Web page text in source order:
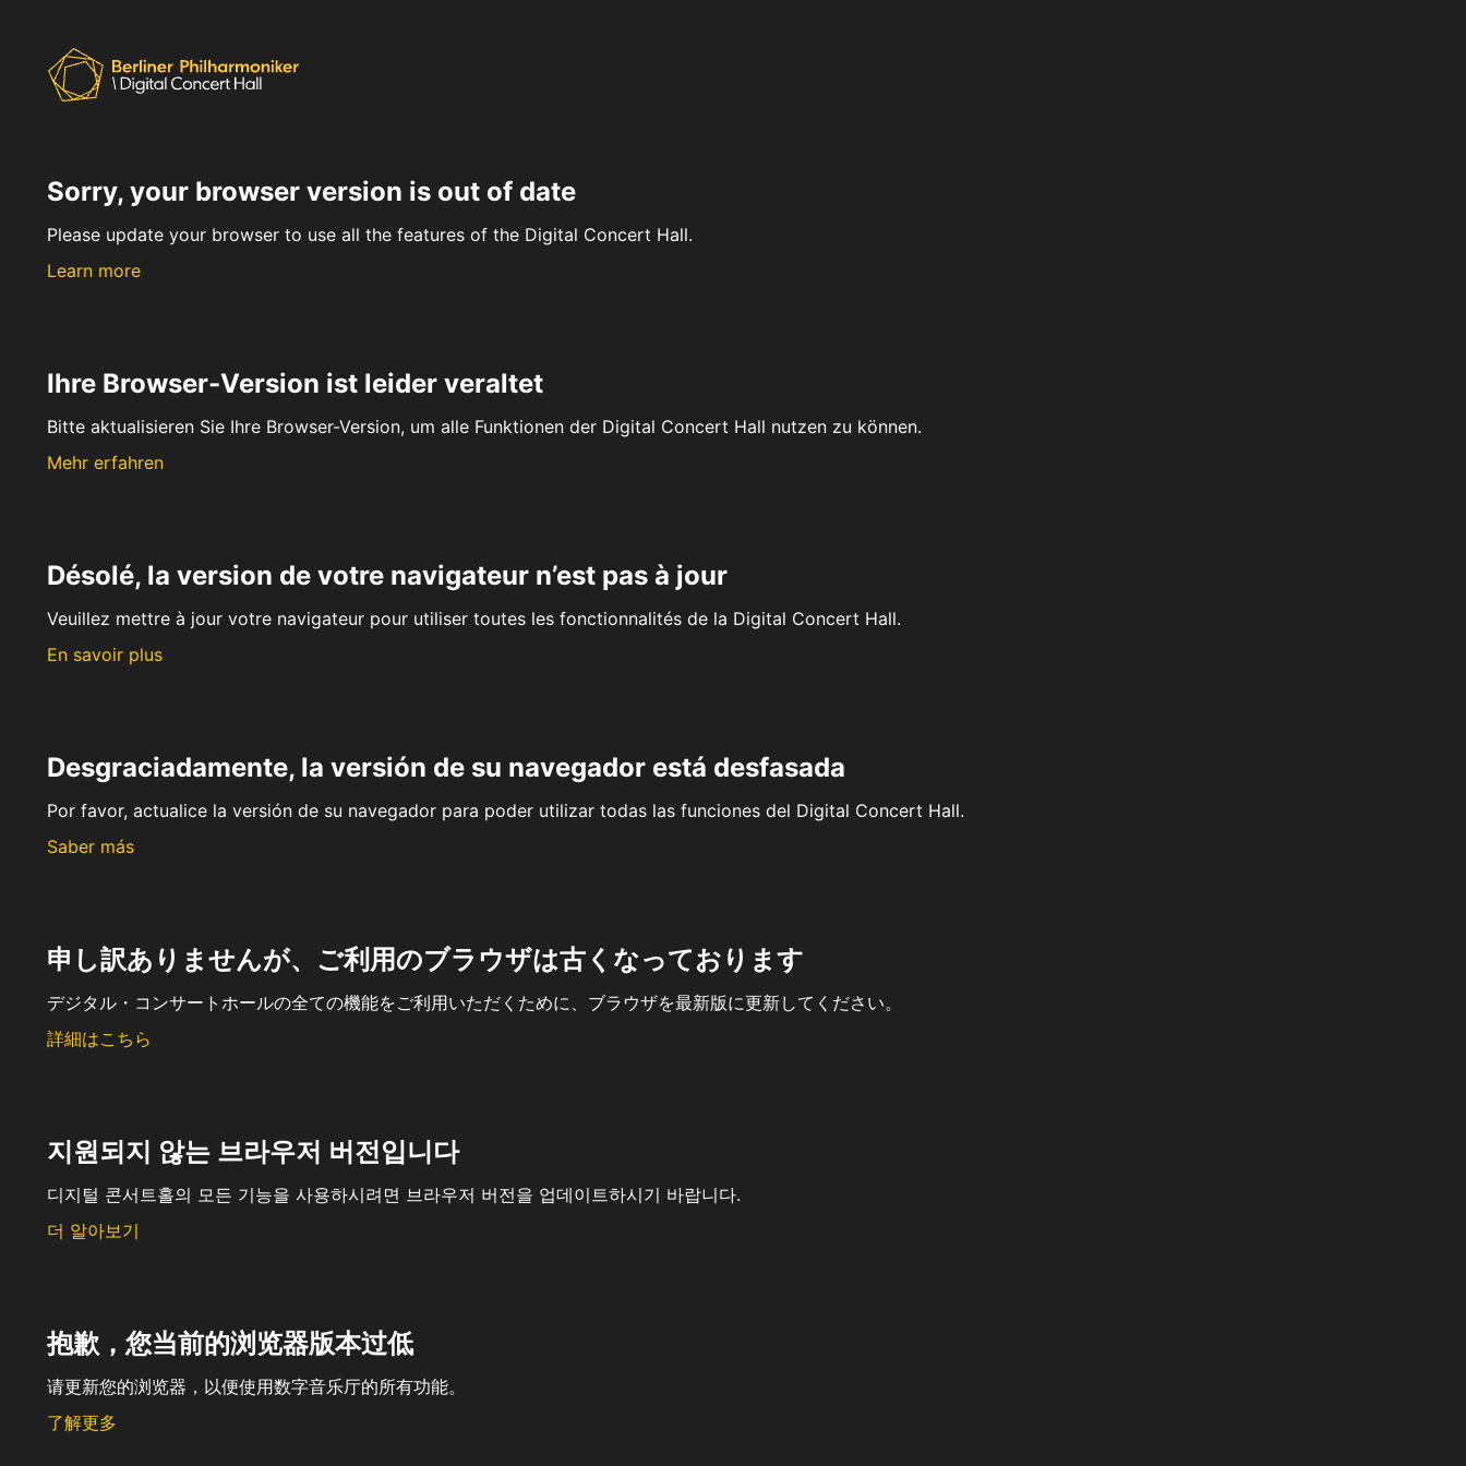
Sorry, your browser version is out of date
Please update your browser to use all the features of the Digital Concert Hall.
Learn more
Ihre Browser-Version ist leider veraltet
Bitte aktualisieren Sie Ihre Browser-Version, um alle Funktionen der Digital Concert Hall nutzen zu können.
Mehr erfahren
Désolé, la version de votre navigateur n’est pas à jour
Veuillez mettre à jour votre navigateur pour utiliser toutes les fonctionnalités de la Digital Concert Hall.
En savoir plus
Desgraciadamente, la versión de su navegador está desfasada
Por favor, actualice la versión de su navegador para poder utilizar todas las funciones del Digital Concert Hall.
Saber más
申し訳ありませんが、ご利用のブラウザは古くなっております
デジタル・コンサートホールの全ての機能をご利用いただくために、ブラウザを最新版に更新してください。
詳細はこちら
지원되지 않는 브라우저 버전입니다
디지털 콘서트홀의 모든 기능을 사용하시려면 브라우저 버전을 업데이트하시기 바랍니다.
더 알아보기
抱歉，您当前的浏览器版本过低
请更新您的浏览器，以便使用数字音乐厅的所有功能。
了解更多